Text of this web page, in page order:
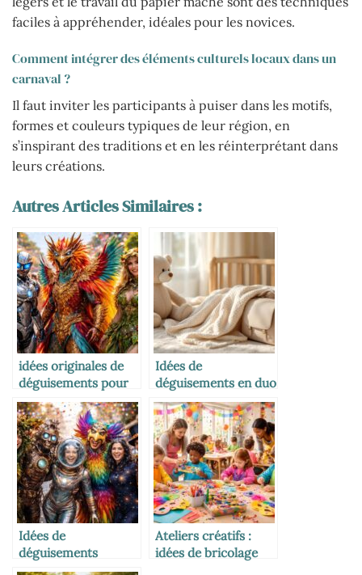
faciles à appréhender, idéales pour les novices.
Comment intégrer des éléments culturels locaux dans un
carnaval ?
Il faut inviter les participants à puiser dans les motifs,
formes et couleurs typiques de leur région, en
s’inspirant des traditions et en les réinterprétant dans
leurs créations.
Autres Articles Similaires :
idées originales de
déguisements pour
un carnaval
inoubliable
Idées de
déguisements en duo
pour un Carnaval
inoubliable
Idées de
déguisements
originaux pour un
Ateliers créatifs :
idées de bricolage